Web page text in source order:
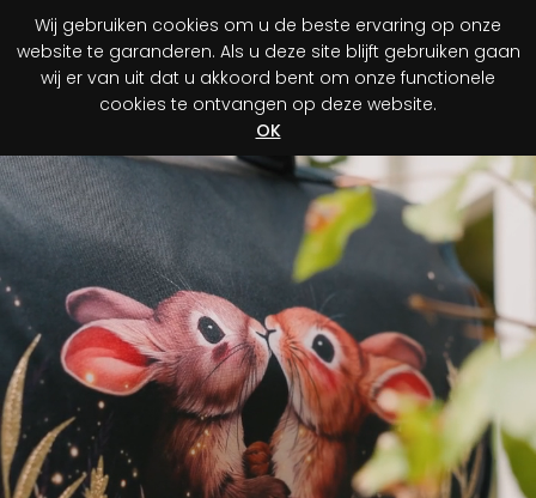
Registreer je aankoop Ontdek jouw voordeel!
Wij gebruiken cookies om u de beste ervaring op onze
website te garanderen. Als u deze site blijft gebruiken gaan
wij er van uit dat u akkoord bent om onze functionele
cookies te ontvangen op deze website.
OK